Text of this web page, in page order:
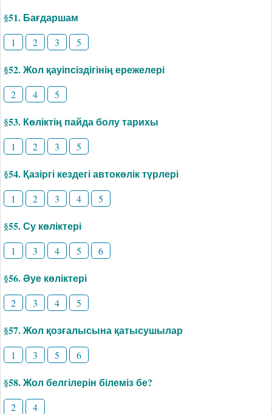
§51. Бағдаршам
1 2 3 5
§52. Жол қауіпсіздігінің ережелері
2 4 5
§53. Көліктің пайда болу тарихы
1 2 3 5
§54. Қазіргі кездегі автокөлік түрлері
1 2 3 4 5
§55. Су көліктері
1 3 4 5 6
§56. Әуе көліктері
2 3 4 5
§57. Жол қозғалысына қатысушылар
1 3 5 6
§58. Жол белгілерін білеміз бе?
2 4